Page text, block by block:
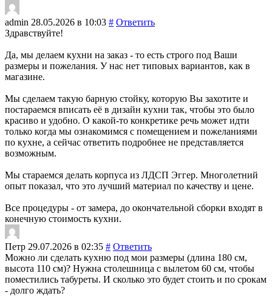
admin 28.05.2026 в 10:03 # Ответить
Здравствуйте!
Да, мы делаем кухни на заказ - то есть строго под Ваши
размеры и пожелания. У нас нет типовых вариантов, как в
магазине.
Мы сделаем такую барную стойку, которую Вы захотите и
постараемся вписать её в дизайн кухни так, чтобы это было
красиво и удобно. О какой-то конкретике речь может идти
только когда мы ознакомимся с помещением и пожеланиями
по кухне, а сейчас ответить подробнее не представляется
возможным.
Мы стараемся делать корпуса из ЛДСП Эггер. Многолетний
опыт показал, что это лучший материал по качеству и цене.
Все процедуры - от замера, до окончательной сборки входят в
конечную стоимость кухни.
Петр 29.07.2026 в 02:35 # Ответить
Можно ли сделать кухню под мои размеры (длина 180 см,
высота 110 см)? Нужна столешница с вылетом 60 см, чтобы
поместились табуреты. И сколько это будет стоить и по срокам
- долго ждать?